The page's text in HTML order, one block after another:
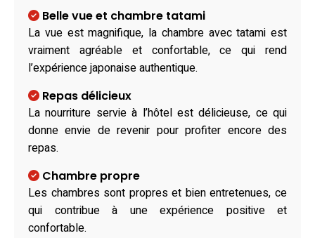
Belle vue et chambre tatami
La vue est magnifique, la chambre avec tatami est
vraiment agréable et confortable, ce qui rend
l’expérience japonaise authentique.
Repas délicieux
La nourriture servie à l’hôtel est délicieuse, ce qui
donne envie de revenir pour profiter encore des
repas.
Chambre propre
Les chambres sont propres et bien entretenues, ce
qui contribue à une expérience positive et
confortable.